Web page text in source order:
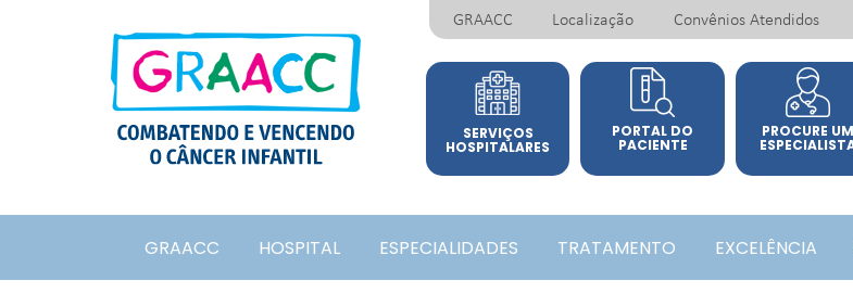
GRAACC Localização Convênios Atendidos
SERVIÇOS
HOSPITALARES
PORTAL DO
PACIENTE
PROCURE UM
GRAACC HOSPITAL ESPECIALIDADES TRATAMENTO EXCELÊNCIA